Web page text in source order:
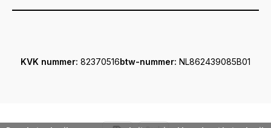
KVK nummer: 82370516btw-nummer: NL862439085B01